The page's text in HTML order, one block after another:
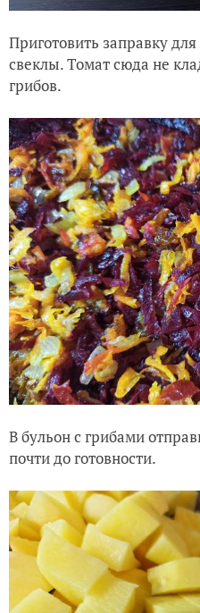
Приготовить заправку
свеклы. Томат сюда не
грибов.
В бульон с грибами
почти до готовности.